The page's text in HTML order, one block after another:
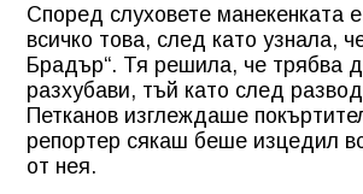
Според слуховете манекенката
всичко това, след като узнала,
Брадър“. Тя решила, че трябва
разхубави, тъй като след
Петканов изглеждаше
репортер сякаш беше изцедил
от нея.